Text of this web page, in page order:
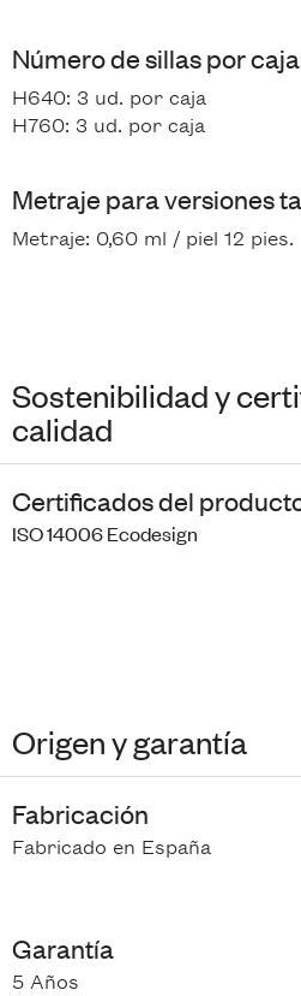
Número de sillas por
H640: 3 ud. por caja
H760: 3 ud. por caja
Metraje para versiones
Metraje: 0,60 ml / piel 12 pies.
Sostenibilidad y
calidad
Certificados del
ISO 14006 Ecodesign
Origen y garantía
Fabricación
Fabricado en España
Garantía
5 Años